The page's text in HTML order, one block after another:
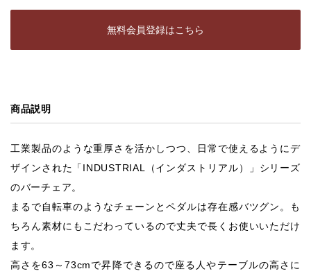
無料会員登録はこちら
商品説明
工業製品のような重厚さを活かしつつ、日常で使えるようにデ
ザインされた「INDUSTRIAL（インダストリアル）」シリーズ
のバーチェア。
まるで自転車のようなチェーンとペダルは存在感バツグン。も
ちろん素材にもこだわっているので丈夫で長くお使いいただけ
ます。
高さを63～73cmで昇降できるので座る人やテーブルの高さに